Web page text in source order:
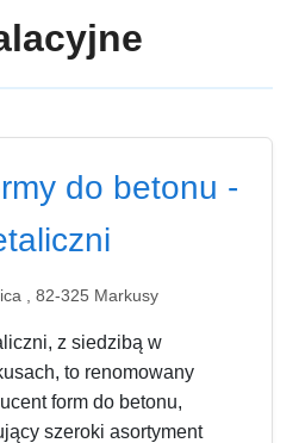
do betonu -
, 82-325 Markusy
z siedzibą w
to renomowany
form do betonu,
szeroki asortyment